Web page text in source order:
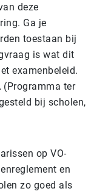
deze
Ga je
toestaan bij
is wat dit
examenbeleid.
(Programma ter
bij scholen,
op VO-
en
zo goed als